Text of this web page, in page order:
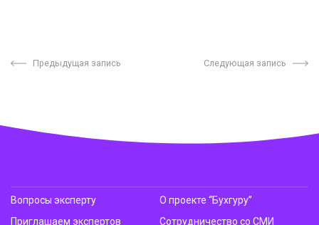
Предыдущая запись Следующая запись
Вопросы эксперту
Приглашаем экспертов
О проекте “Бухгуру”
Сотрудничество со СМИ